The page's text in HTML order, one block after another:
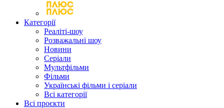
Категорії
Реаліті-шоу
Розважальні шоу
Новини
Серіали
Мультфільми
Фільми
Українські фільми і серіали
Всі категорії
Всі проєкти